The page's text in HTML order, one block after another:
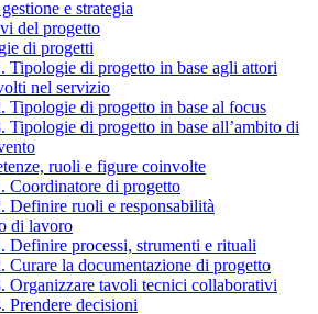
e strategia
del progetto
di progetti
Tipologie di progetto in base agli attori
nel servizio
Tipologie di progetto in base al focus
Tipologie di progetto in base all’ambito di
ruoli e figure coinvolte
Coordinatore di progetto
Definire ruoli e responsabilità
di lavoro
Definire processi, strumenti e rituali
Curare la documentazione di progetto
Organizzare tavoli tecnici collaborativi
Prendere decisioni